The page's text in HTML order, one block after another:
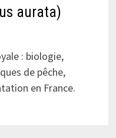
aurata)
: biologie,
de pêche,
en France.